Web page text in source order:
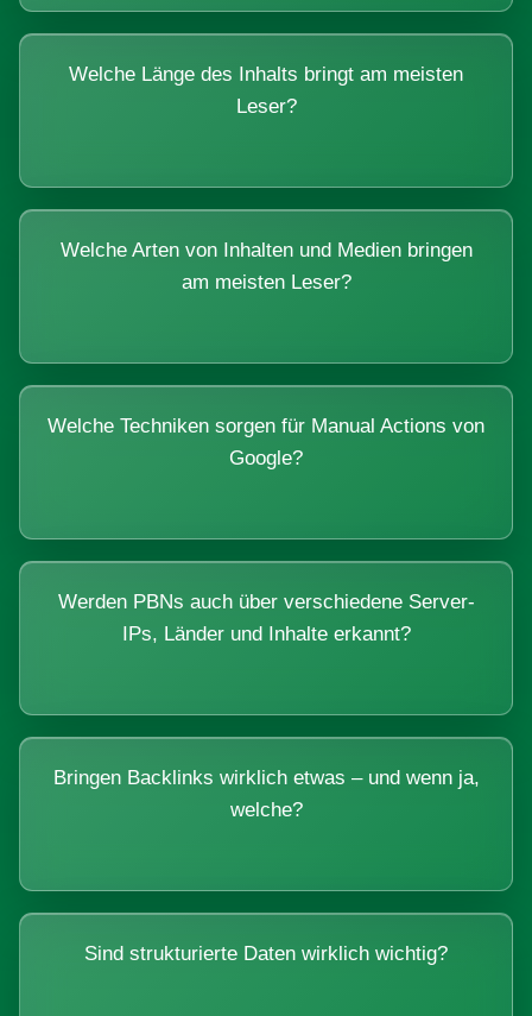
Welche Länge des Inhalts bringt am meisten
Leser?
Welche Arten von Inhalten und Medien bringen
am meisten Leser?
Welche Techniken sorgen für Manual Actions von
Google?
Werden PBNs auch über verschiedene Server-
IPs, Länder und Inhalte erkannt?
Bringen Backlinks wirklich etwas – und wenn ja,
welche?
Sind strukturierte Daten wirklich wichtig?